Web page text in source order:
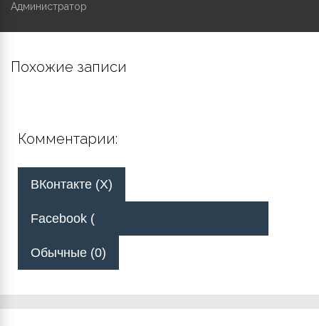
Администратор
Похожие записи
Комментарии:
ВКонтакте (X)
Facebook (
Обычные (0)